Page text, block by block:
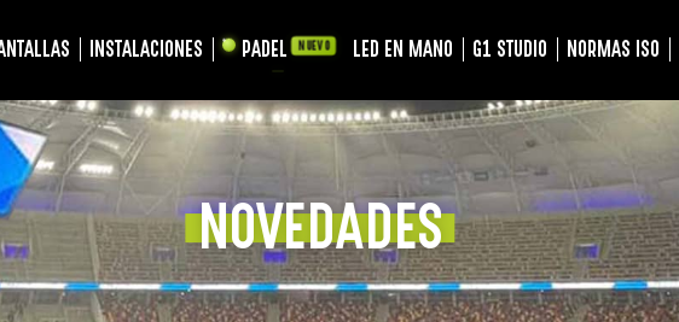
INSTALACIONES PADEL NUEVO LED EN MANO G1 STUDIO NORMAS ISO
NOVEDADES